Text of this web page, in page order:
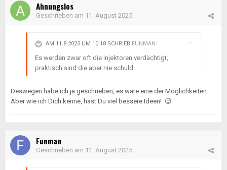
Ahnungslos
Geschrieben am 11. August 2025
AM 11.8.2025 UM 10:18 SCHRIEB FUNMAN :
Es werden zwar oft die Injektoren verdächtigt,
praktisch sind die aber nie schuld.
Deswegen habe ich ja geschrieben, es wäre eine der Möglichkeiten.
Aber wie ich Dich kenne, hast Du viel bessere Ideen! 😉
Funman
Geschrieben am 11. August 2025